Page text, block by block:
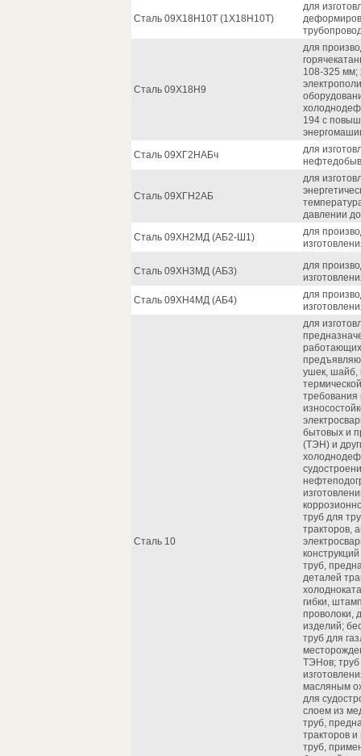
Сталь 09Х18Н10Т (1Х18Н10Т)
для
Сталь 09Х18Н9
для
108-325
194 с
Сталь 09ХГ2НАБч
для
Сталь 09ХГН2АБ
для
давлении
Сталь 09ХН2МД (АБ2-Ш1)
для
Сталь 09ХН3МД (АБ3)
для
Сталь 09ХН4МД (АБ4)
для
Сталь 10
для
ушек, шайб,
требования
бытовых и
(ТЭН) и
труб для
тракторов,
труб,
деталей
гибки,
проволоки,
изделий;
труб для
ТЭНов; труб
масляным
для
слоем из
труб,
тракторов
труб,